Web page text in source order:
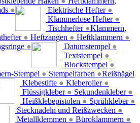
● Elektrische Hefter ●
Klammerlose Hefter ●
Tischhefter ●
● Heftzangen ● Heftklammern ●
● Datumstempel ●
Textstempel ●
Blockstempel ●
Stempel ● Stempelfarben ●
Klebestifte ● Kleberoller ●
Flüssigkleber ● Sekundenkleber ●
Heißklebepistolen ● Sprühkleber ●
Klammern,
Reißnägel
Stecknadeln und Reißzwecken ●
Metallklemmen ● Büroklammern ●